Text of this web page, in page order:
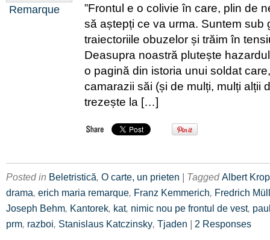
”Frontul e o colivie în care, plin de
să aștepți ce va urma. Suntem sub
traiectoriile obuzelor și trăim în
Deasupra noastră plutește
o pagină din istoria unui soldat
camarazii săi (și de mulți, mulți alții
trezește la […]
Posted in Beletristică, O carte, un prieten | TaggedAlbert
drama, erich maria remarque, Franz Kemmerich, Fredrich
Joseph Behm, Kantorek, kat, nimic nou pe frontul de vest,
prm, razboi, Stanislaus Katczinsky, Tjaden | 2 Responses